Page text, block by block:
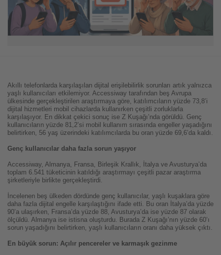
ediyor!
Akıllı telefonlarda karşılaşılan dijital erişilebilirlik sorunları artık yalnızca
yaşlı kullanıcıları etkilemiyor. Accessiway tarafından beş Avrupa
ülkesinde gerçekleştirilen araştırmaya göre, katılımcıların yüzde 73,8’i
dijital hizmetleri mobil cihazlarda kullanırken çeşitli zorluklarla
karşılaşıyor. En dikkat çekici sonuç ise Z Kuşağı’nda görüldü. Genç
kullanıcıların yüzde 81,2’si mobil kullanım sırasında engeller yaşadığını
belirtirken, 56 yaş üzerindeki katılımcılarda bu oran yüzde 69,6’da kaldı.
Genç kullanıcılar daha fazla sorun yaşıyor
Accessiway, Almanya, Fransa, Birleşik Krallık, İtalya ve Avusturya’da
toplam 6.541 tüketicinin katıldığı araştırmayı çeşitli pazar araştırma
şirketleriyle birlikte gerçekleştirdi.
İncelenen beş ülkeden dördünde genç kullanıcılar, yaşlı kuşaklara göre
daha fazla dijital engelle karşılaştığını ifade etti. Bu oran İtalya’da yüzde
90’a ulaşırken, Fransa’da yüzde 88, Avusturya’da ise yüzde 87 olarak
ölçüldü. Almanya ise istisna oluşturdu. Burada Z Kuşağı’nın yüzde 60’ı
sorun yaşadığını belirtirken, yaşlı kullanıcıların oranı daha yüksek çıktı.
En büyük sorun: Açılır pencereler ve karmaşık gezinme